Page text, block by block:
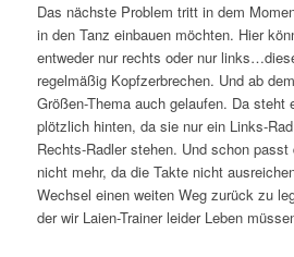
Das nächste Problem tritt in dem
in den Tanz einbauen möchten. Hier
entweder nur rechts oder nur
regelmäßig Kopfzerbrechen. Und ab
Größen-Thema auch gelaufen. Da steht
plötzlich hinten, da sie nur ein Links-
Rechts-Radler stehen. Und schon
nicht mehr, da die Takte nicht
Wechsel einen weiten Weg zurück zu
der wir Laien-Trainer leider Leben